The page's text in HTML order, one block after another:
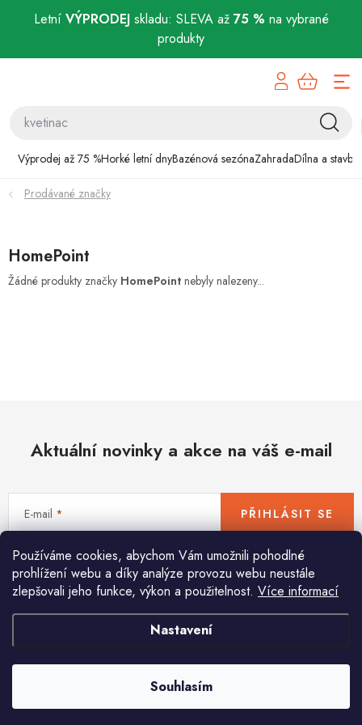
Letní VÝPRODEJskladu: SLEVA až 75 % na vybrané
produkty
Používáme cookies, abychom Vám umožnili pohodlné
prohlížení webu a díky analýze provozu webu neustále
zlepšovali jeho funkce, výkon a použitelnost. Více informací
Nastavení
Souhlasím
Výprodej až 75 %Horké letní dnyBazénová sezónaZahradaDílna a stavba
Bazénová sezóna
Zahrada
Domácnost
Novinky
World Cleanup Day
Akční ceny
Půjčovna Kontaktuje nás
Obchodní podmínky
Vrácení a reklamace
Podmínky ochrany osobních údajů
Obchodní podmínky pro podnikatele
Způsob doručení a platby
Zásady používání cookies
Prodávané značky
HomePoint
Žádné produkty značky HomePoint nebyly nalezeny...
Aktuální novinky a akce na váš e-mail
E-mail
Vložením e-mailu souhlasíte spodmínkami ochrany osobních údajů
PŘIHLÁSIT SE
Pomůžeme vám s výběrem
Potřebujete s něčím poradit? Jsme tu pro vás!
info@huka.cz